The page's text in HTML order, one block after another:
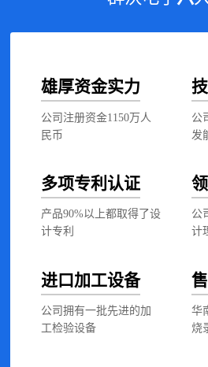
雄厚资金实力
公司注册资金1150万人
民币
公
发
多项专利认证
产品90%以上都取得了设
计专利
公
计
进口加工设备
公司拥有一批先进的加
工检验设备
华
烧